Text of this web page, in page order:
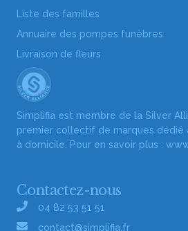
Liste des familles
Annuaire des pompes funèbres
Livraison de fleurs
Simplifia est membre de la Silver
premier collectif de marques dédié
à domicile. Pour en savoir plus :
Contactez-nous
04 82 53 51 51
contact@simplifia.fr